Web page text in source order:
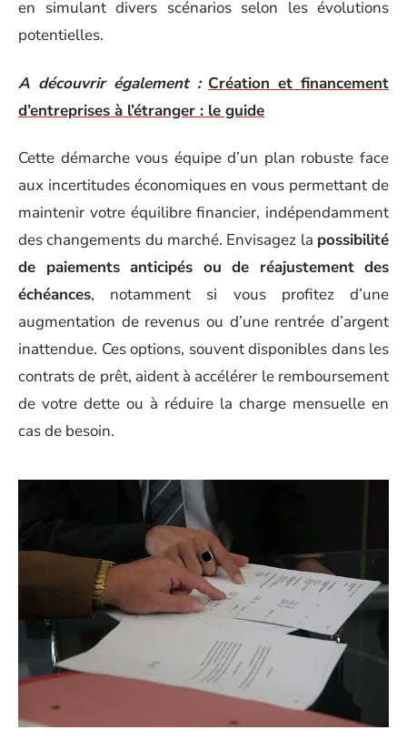
en simulant divers scénarios selon les évolutions
potentielles.
A découvrir également : Création et financement
d’entreprises à l’étranger : le guide
Cette démarche vous équipe d’un plan robuste face
aux incertitudes économiques en vous permettant de
maintenir votre équilibre financier, indépendamment
des changements du marché. Envisagez la possibilité
de paiements anticipés ou de réajustement des
échéances, notamment si vous profitez d’une
augmentation de revenus ou d’une rentrée d’argent
inattendue. Ces options, souvent disponibles dans les
contrats de prêt, aident à accélérer le remboursement
de votre dette ou à réduire la charge mensuelle en
cas de besoin.